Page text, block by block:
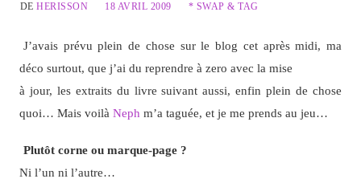
DEHERISSON 18 AVRIL 2009 * SWAP & TAG
J’avais prévu plein de chose sur le blog cet après midi, ma
déco surtout, que j’ai du reprendre à zero avec la mise
à jour, les extraits du livre suivant aussi, enfin plein de chose
quoi… Mais voilà Neph m’a taguée, et je me prends au jeu…
Plutôt corne ou marque-page ?
Ni l’un ni l’autre…